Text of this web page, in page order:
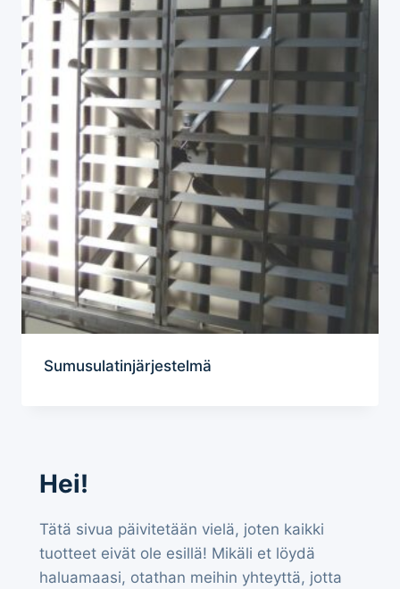
Sumusulatinjärjestelmä
Hei!
Tätä sivua päivitetään vielä, joten kaikki
tuotteet eivät ole esillä! Mikäli et löydä
haluamaasi, otathan meihin yhteyttä, jotta